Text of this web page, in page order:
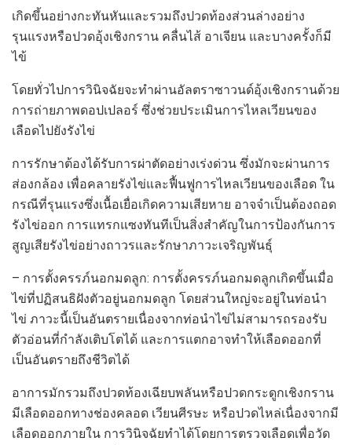
เกิดขึ้นอย่างกะทันหันและรวมถึงปวดท้องส่วนล่างอย่าง
รุนแรงหรือปวดอุ้งเชิงกราน คลื่นไส้ อาเจียน และบางครั้งก็มี
ไข้
โดยทั่วไปการวินิจฉัยจะทำผ่านอัลตราซาวนด์อุ้งเชิงกรานด้วย
การถ่ายภาพดอปเปลอร์ ซึ่งช่วยประเมินการไหลเวียนของ
เลือดไปยังรังไข่
การรักษาต้องได้รับการผ่าตัดอย่างเร่งด่วน ซึ่งมักจะผ่านการ
ส่องกล้อง เพื่อคลายรังไข่และฟื้นฟูการไหลเวียนของเลือด ใน
กรณีที่รุนแรงซึ่งเนื้อเยื่อเกิดความเสียหาย อาจจำเป็นต้องถอด
รังไข่ออก การแทรกแซงทันทีเป็นสิ่งสำคัญในการป้องกันการ
สูญเสียรังไข่อย่างถาวรและรักษาภาวะเจริญพันธุ์
– การตั้งครรภ์นอกมดลูก: การตั้งครรภ์นอกมดลูกเกิดขึ้นเมื่อ
ไข่ที่ปฏิสนธิฝังตัวอยู่นอกมดลูก โดยส่วนใหญ่จะอยู่ในท่อนำ
ไข่ ภาวะนี้เป็นอันตรายเนื่องจากท่อนำไข่ไม่สามารถรองรับ
ตัวอ่อนที่กำลังเติบโตได้ และการแตกอาจทำให้เลือดออกที่
เป็นอันตรายถึงชีวิตได้
อาการมักรวมถึงปวดท้องเฉียบพลันหรือปวดกระดูกเชิงกราน
มีเลือดออกทางช่องคลอด เวียนศีรษะ หรือปวดไหล่เนื่องจากมี
เลือดออกภายใน การวินิจฉัยทำได้โดยการตรวจเลือดเพื่อวัด